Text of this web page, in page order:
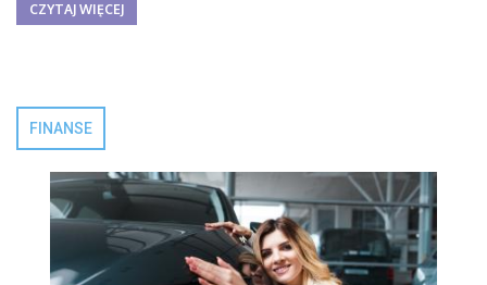
CZYTAJ WIĘCEJ
FINANSE